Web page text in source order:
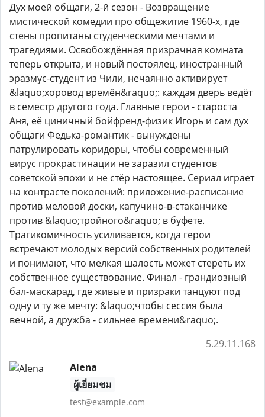
Дух моей общаги, 2-й сезон - Возвращение
мистической комедии про общежитие 1960-х, где
стены пропитаны студенческими мечтами и
трагедиями. Освобождённая призрачная комната
теперь открыта, и новый постоялец, иностранный
эразмус-студент из Чили, нечаянно активирует
&laquo;хоровод времён&raquo;: каждая дверь ведёт
в семестр другого года. Главные герои - староста
Аня, её циничный бойфренд-физик Игорь и сам дух
общаги Федька-романтик - вынуждены
патрулировать коридоры, чтобы современный
вирус прокрастинации не заразил студентов
советской эпохи и не стёр настоящее. Сериал играет
на контрасте поколений: приложение-расписание
против меловой доски, капучино-в-стаканчике
против &laquo;тройного&raquo; в буфете.
Трагикомичность усиливается, когда герои
встречают молодых версий собственных родителей
и понимают, что мелкая шалость может стереть их
собственное существование. Финал - грандиозный
бал-маскарад, где живые и призраки танцуют под
одну и ту же мечту: &laquo;чтобы сессия была
вечной, а дружба - сильнее времени&raquo;.
5.29.11.168
Alena
ผู้เยี่ยมชม
test@example.com